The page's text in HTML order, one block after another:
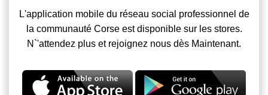
L'application mobile du réseau social professionnel de
la communauté Corse est disponible sur les stores.
N`'attendez plus et rejoignez nous dès Maintenant.